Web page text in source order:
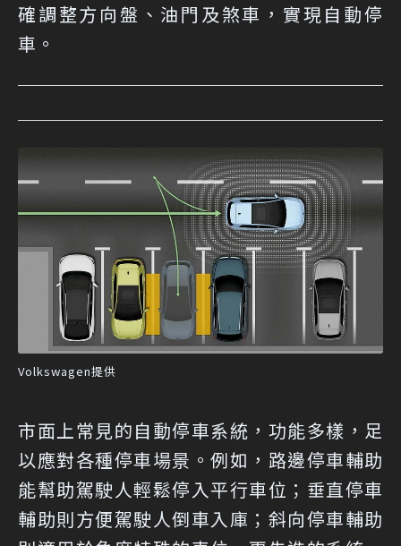
確調整方向盤、油門及煞車，實現自動停
車。
Volkswagen提供
市面上常見的自動停車系統，功能多樣，足
以應對各種停車場景。例如，路邊停車輔助
能幫助駕駛人輕鬆停入平行車位；垂直停車
輔助則方便駕駛人倒車入庫；斜向停車輔助